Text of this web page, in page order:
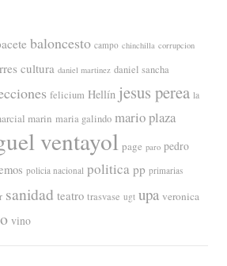
baloncesto campo chinchilla corrupcion
cultura daniel martinez daniel sancha
felicium Hellín jesus perea la
marin maria galindo mario plaza
ventayol page paro pedro
policia nacional politica pp primarias
sanidad teatro trasvase ugt upa veronica
vino